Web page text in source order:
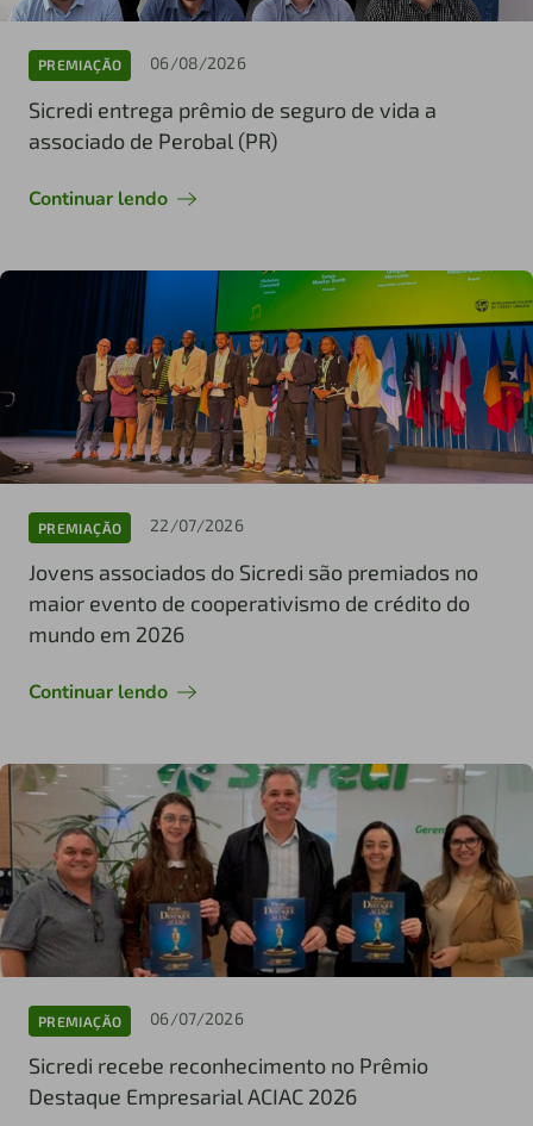
PREMIAÇÃO 06/08/2026
Sicredi entrega prêmio de seguro de vida a
associado de Perobal (PR)
Continuar lendo
PREMIAÇÃO 22/07/2026
Jovens associados do Sicredi são premiados no
maior evento de cooperativismo de crédito do
mundo em 2026
Continuar lendo
PREMIAÇÃO 06/07/2026
Sicredi recebe reconhecimento no Prêmio
Destaque Empresarial ACIAC 2026